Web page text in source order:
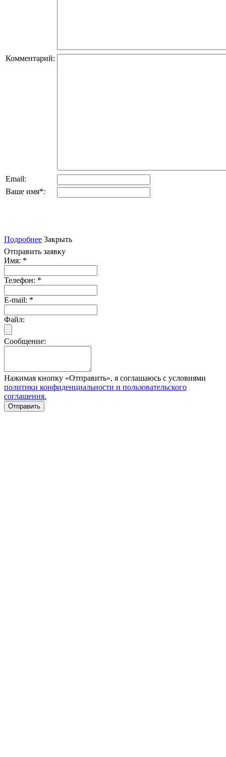
Комментарий:
Email:
Ваше имя*:
Подробнее Закрыть
Отправить заявку
Имя: *
Телефон: *
E-mail: *
Файл:
Сообщение:
Нажимая кнопку «Отправить», я соглашаюсь с условиями
политики конфиденциальности и пользовательского
соглашения.
Отправить